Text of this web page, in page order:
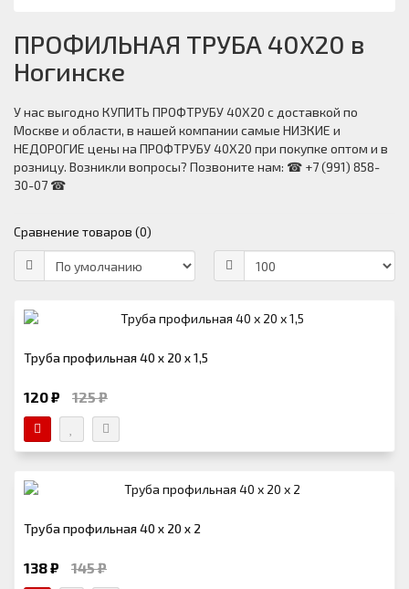
ПРОФИЛЬНАЯ ТРУБА 40Х20 в
Ногинске
У нас выгодно КУПИТЬ ПРОФТРУБУ 40Х20 с доставкой по
Москве и области, в нашей компании самые НИЗКИЕ и
НЕДОРОГИЕ цены на ПРОФТРУБУ 40Х20 при покупке оптом и в
розницу. Возникли вопросы? Позвоните нам: ☎ +7 (991) 858-
30-07 ☎
Сравнение товаров (0)
Труба профильная 40 х 20 х 1,5
120 ₽ 125 ₽
Труба профильная 40 х 20 х 2
138 ₽ 145 ₽